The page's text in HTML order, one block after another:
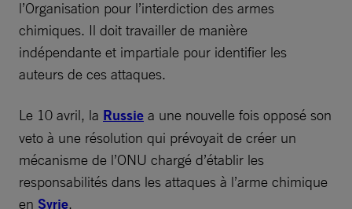
l’Organisation pour l’interdiction des armes
chimiques. Il doit travailler de manière
indépendante et impartiale pour identifier les
auteurs de ces attaques.
Le 10 avril, la Russie a une nouvelle fois opposé son
veto à une résolution qui prévoyait de créer un
mécanisme de l’ONU chargé d’établir les
responsabilités dans les attaques à l’arme chimique
en Syrie.